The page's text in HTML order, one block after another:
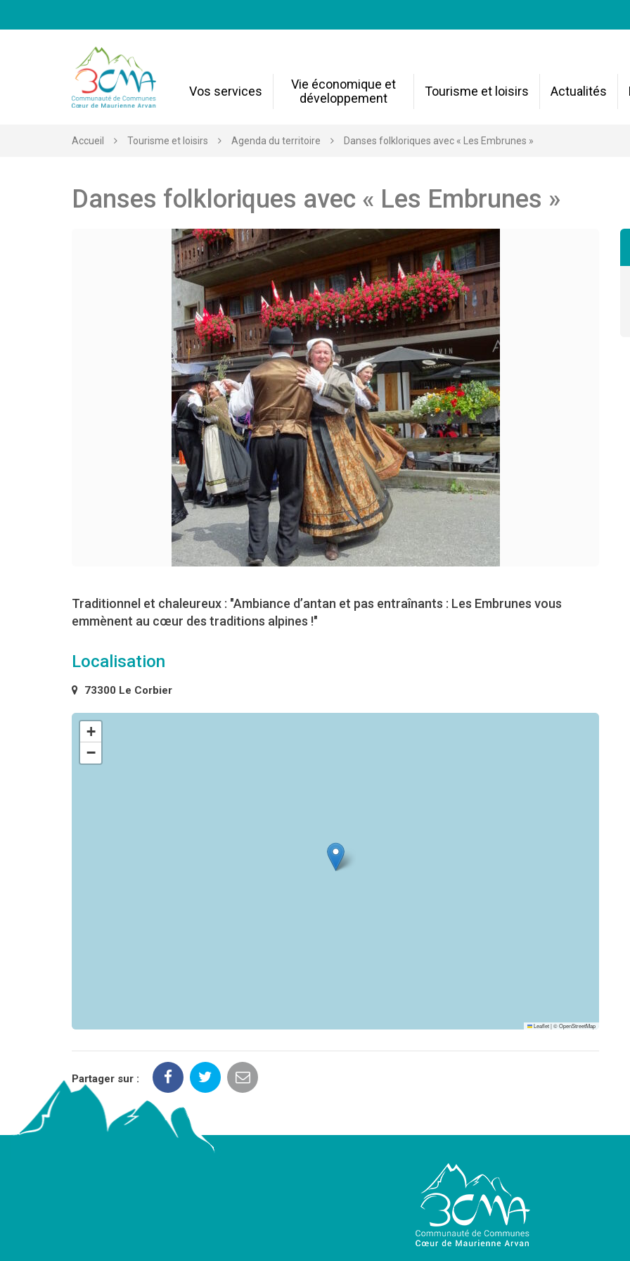
Vos services
Vie économique et
développement
Tourisme et loisirs Actualités
Accueil Tourisme et loisirs Agenda du territoire Danses folkloriques avec « Les Embrunes »
Danses folkloriques avec « Les Embrunes »
Traditionnel et chaleureux : "Ambiance d’antan et pas entraînants : Les Embrunes vous
emmènent au cœur des traditions alpines !"
Localisation
73300 Le Corbier
+
−
Leaflet|©OpenStreetMap
Partager sur :